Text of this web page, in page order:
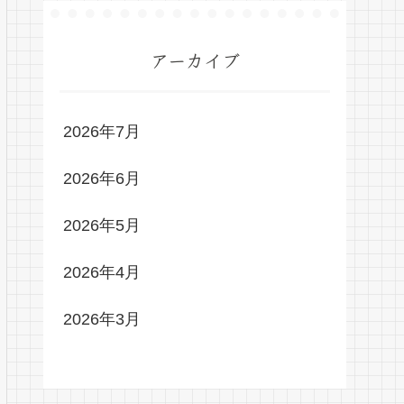
アーカイブ
2026年7月
2026年6月
2026年5月
2026年4月
2026年3月